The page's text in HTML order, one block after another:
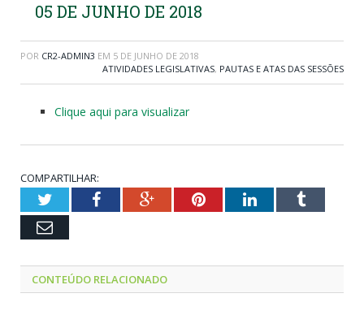
05 DE JUNHO DE 2018
POR CR2-ADMIN3 EM 5 DE JUNHO DE 2018
ATIVIDADES LEGISLATIVAS, PAUTAS E ATAS DAS SESSÕES
Clique aqui para visualizar
COMPARTILHAR:
TwitterFacebookGoogle+PinterestLinkedInTumblr
Email
CONTEÚDO RELACIONADO